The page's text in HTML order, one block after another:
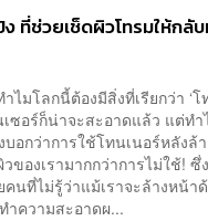
ที่ช่วยเช็ดผิวโทรมให้กลั
ไมโลกนี้ต้องมีสิ่งที่เรียกว่า ‘โ
ซอร์ก็น่าจะสะอาดแล้ว แต่ท
อกว่าการใช้โทนเนอร์หลังล้
ของเรามากกว่าการไม่ใช้! ซึ่
คนที่ไม่รู้ว่าแม้เราจะล้างหน้
ความสะอาดผ...